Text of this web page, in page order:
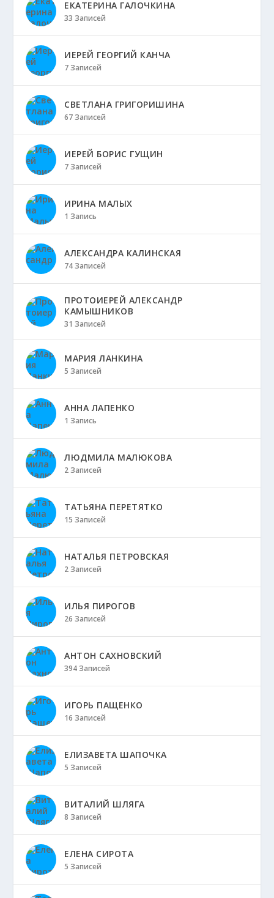
ЕКАТЕРИНА ГАЛОЧКИНА
33 Записей
ИЕРЕЙ ГЕОРГИЙ КАНЧА
7 Записей
СВЕТЛАНА ГРИГОРИШИНА
67 Записей
ИЕРЕЙ БОРИС ГУЩИН
7 Записей
ИРИНА МАЛЫХ
1 Запись
АЛЕКСАНДРА КАЛИНСКАЯ
74 Записей
ПРОТОИЕРЕЙ АЛЕКСАНДР
КАМЫШНИКОВ
31 Записей
МАРИЯ ЛАНКИНА
5 Записей
АННА ЛАПЕНКО
1 Запись
ЛЮДМИЛА МАЛЮКОВА
2 Записей
ТАТЬЯНА ПЕРЕТЯТКО
15 Записей
НАТАЛЬЯ ПЕТРОВСКАЯ
2 Записей
ИЛЬЯ ПИРОГОВ
26 Записей
АНТОН САХНОВСКИЙ
394 Записей
ИГОРЬ ПАЩЕНКО
16 Записей
ЕЛИЗАВЕТА ШАПОЧКА
5 Записей
ВИТАЛИЙ ШЛЯГА
8 Записей
ЕЛЕНА СИРОТА
5 Записей